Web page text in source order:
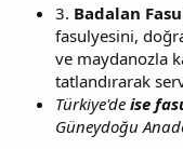
3. Badalan
fasulyesini,
ve maydanozla
tatlandırarak
Türkiye'de ise
Güneydoğu